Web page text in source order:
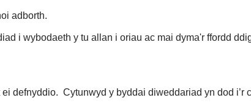
adborth.
i wybodaeth y tu allan i oriau ac mai dyma'r ffordd
defnyddio. Cytunwyd y byddai diweddariad yn dod i’r